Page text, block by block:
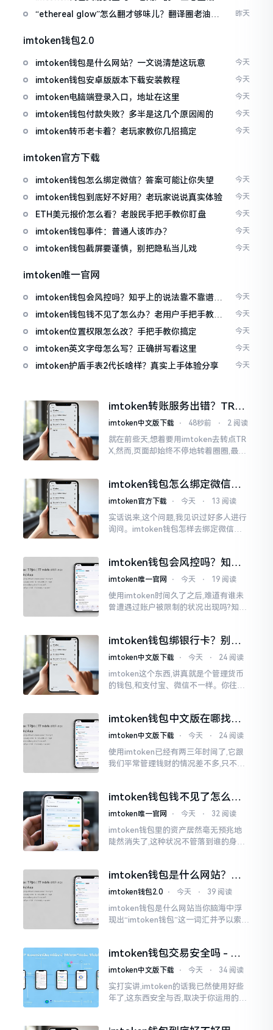
“ethereal glow”怎么翻才够味儿？翻译圈老油条
昨天
imtoken钱包2.0
imtoken钱包是什么网站？一文说清楚这玩意 今天
imtoken钱包安卓版版本下载安装教程 今天
imtoken电脑端登录入口，地址在这里 今天
imtoken钱包付款失败？多半是这几个原因闹的 今天
imtoken转币老卡着？老玩家教你几招搞定 今天
imtoken官方下载
imtoken钱包怎么绑定微信？答案可能让你失望 今天
imtoken钱包到底好不好用？老玩家说说真实体验 今天
ETH美元报价怎么看？老股民手把手教你盯盘 今天
imtoken钱包事件：普通人该咋办？ 今天
imtoken钱包截屏要谨慎，别把隐私当儿戏 今天
imtoken唯一官网
imtoken钱包会风控吗？知乎上的说法靠不靠谱，
老币民告诉你
今天
imtoken钱包钱不见了怎么办？老用户手把手教你
找回
今天
imtoken位置权限怎么改？手把手教你搞定 今天
imtoken英文字母怎么写？正确拼写看这里 今天
imtoken护盾手表2代长啥样？真实上手体验分享 今天
imtoken转账服务出错？TRX
转不出去别慌，这几招试试
imtoken中文版下载 ⋅ 48秒前 ⋅ 2 阅读
就在前些天,想着要用imtoken去转点TR
X,然而,页面却始终不停地转着圈圈,最终
imtoken钱包怎么绑定微信？
答案可能让你失望
imtoken官方下载 ⋅ 今天 ⋅ 13 阅读
实话说来,这个问题,我见识过好多人进行
询问。imtoken钱包怎样去绑定微信呢?
试。随后予以明晰
imtoken钱包会风控吗？知乎
上的说法靠不靠谱，老币民告
imtoken唯一官网 ⋅ 今天 ⋅ 19 阅读
使用imtoken时间久了之后,难道有谁未
曾遭遇过账户被限制的状况出现吗?知乎
制。
imtoken钱包绑银行卡？别折
腾了，真相是这样的
imtoken中文版下载 ⋅ 今天 ⋅ 24 阅读
imtoken这个东西,讲真就是个管理货币
的钱包,和支付宝、微信不一样。你往里
imtoken钱包中文版在哪找？
老手教你避坑
imtoken中文版下载 ⋅ 今天 ⋅ 24 阅读
使用imtoken已经有两三年时间了,它跟
我们平常管理钱财的情况差不多,只不过
许许多多的链接
imtoken钱包钱不见了怎么
办？老用户手把手教你找回
imtoken唯一官网 ⋅ 今天 ⋅ 32 阅读
imtoken钱包里的资产居然毫无预兆地
陡然消失了,这种状况不管落到谁的身上,
打开钱包查看时
imtoken钱包是什么网站？一
文说清楚这玩意
imtoken钱包2.0 ⋅ 今天 ⋅ 39 阅读
imtoken钱包是什么网站当你脑海中浮
现出“imtoken钱包”这一词汇并予以索求
我也曾短暂错愕
imtoken钱包交易安全吗 - 老
用户的一些心里话
imtoken中文版下载 ⋅ 今天 ⋅ 34 阅读
实打实讲,imtoken的话我已然使用好些
年了,这东西安全与否,取决于你运用的方